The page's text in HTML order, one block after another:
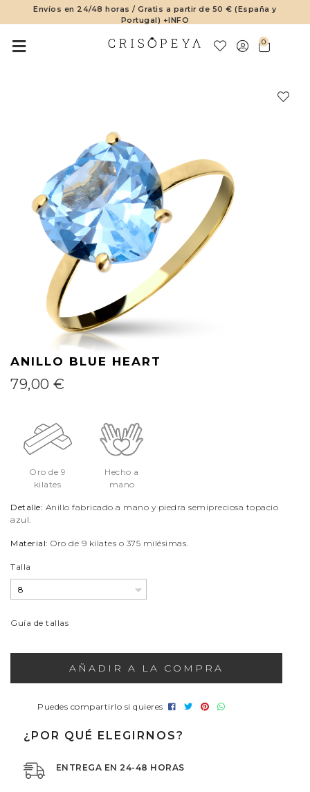
Envíos en 24/48 horas / Gratis a partir de 50 € (España y
Portugal) +INFO
0
ANILLO BLUE HEART
79,00 €
Oro de 9
kilates
Hecho a
mano
Detalle: Anillo fabricado a mano y piedra semipreciosa topacio
azul.
Material: Oro de 9 kilates o 375 milésimas.
Talla
Guía de tallas
AÑADIR A LA COMPRA
Puedes compartirlo si quieres
¿POR QUÉ ELEGIRNOS?
ENTREGA EN 24-48 HORAS